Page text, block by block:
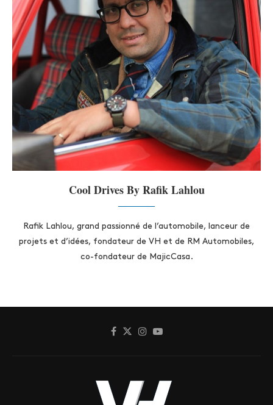
Cool Drives By Rafik Lahlou
Rafik Lahlou, grand passionné de l’automobile, lanceur de
projets et d’idées, fondateur de VH et de RM Automobiles,
co-fondateur de MajicCasa.